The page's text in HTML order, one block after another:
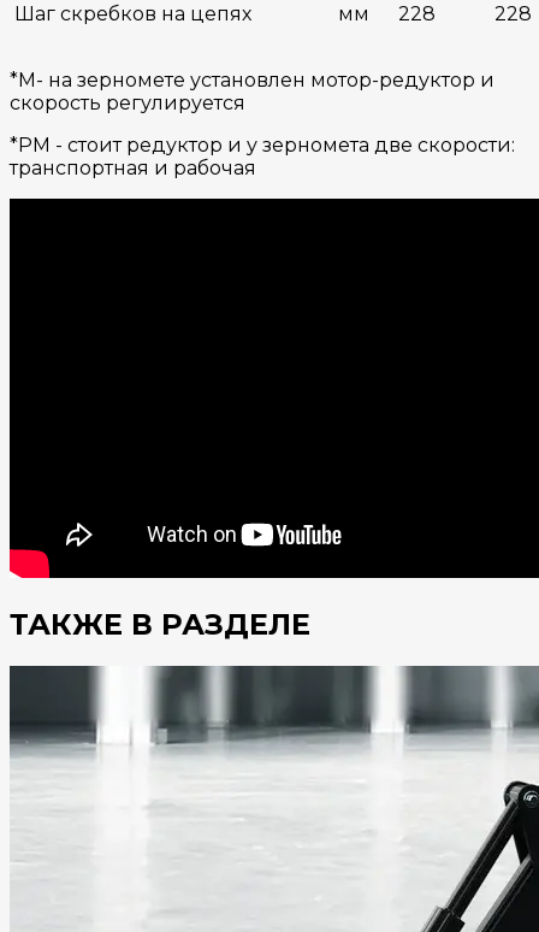
Шаг скребков на цепях мм 228 228
*М- на зерномете установлен мотор-редуктор и
скорость регулируется
*РМ - стоит редуктор и у зерномета две скорости:
транспортная и рабочая
ТАКЖЕ В РАЗДЕЛЕ